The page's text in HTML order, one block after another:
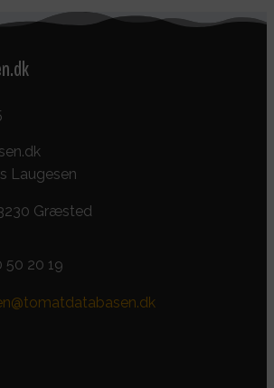
Laugesen
Græsted
50 20 19